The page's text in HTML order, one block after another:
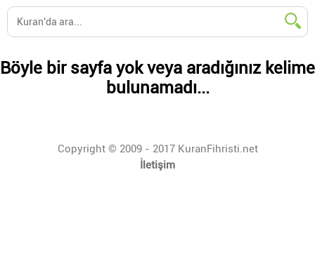
Böyle bir sayfa yok veya aradığınız kelime
bulunamadı...
Copyright © 2009 - 2017 KuranFihristi.net
İletişim